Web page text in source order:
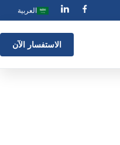
العربية
الاستفسار الآن